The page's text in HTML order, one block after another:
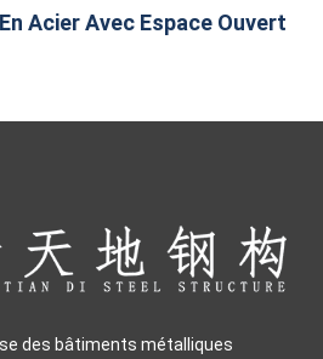
Acier Avec Espace Ouvert
des bâtiments métalliques